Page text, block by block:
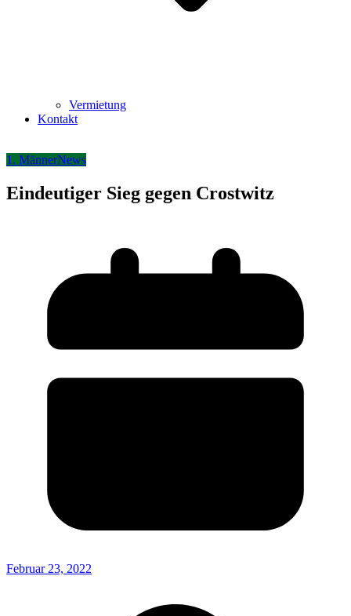
Vermietung
Kontakt
1. MännerNews
Eindeutiger Sieg gegen Crostwitz
Februar 23, 2022